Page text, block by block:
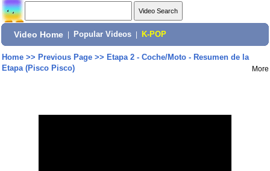
Video Home Popular Videos K-POP
Home>> Previous Page>> Etapa 2 - Coche/Moto - Resumen de la
Etapa (Pisco Pisco)
More